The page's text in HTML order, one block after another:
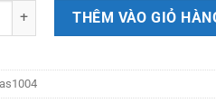
2] Dán cường lực chống nhìn trộm
THÊM VÀO GIỎ